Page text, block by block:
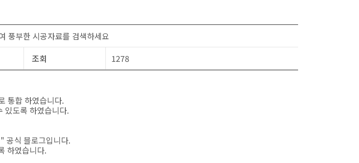
풍부한 시공자료를 검색하세요
조회 1278
통합 하였습니다.
있도록 하였습니다.
공식 블로그입니다.
하였습니다.